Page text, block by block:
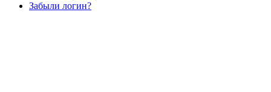
Забыли логин?